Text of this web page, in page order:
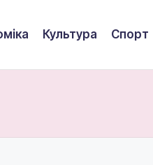
Культура Спорт